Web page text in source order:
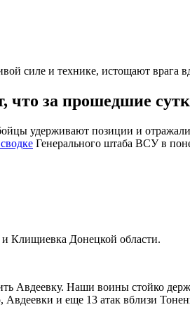
силе и технике, истощают врага
за прошедшие
удерживают позиции и
Генерального штаба ВСУ в
Клищиевка Донецкой области.
Авдеевку. Наши воины стойко
и еще 13 атак вблизи